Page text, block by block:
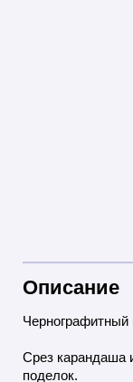
Описание
Срез карандаша
поделок.